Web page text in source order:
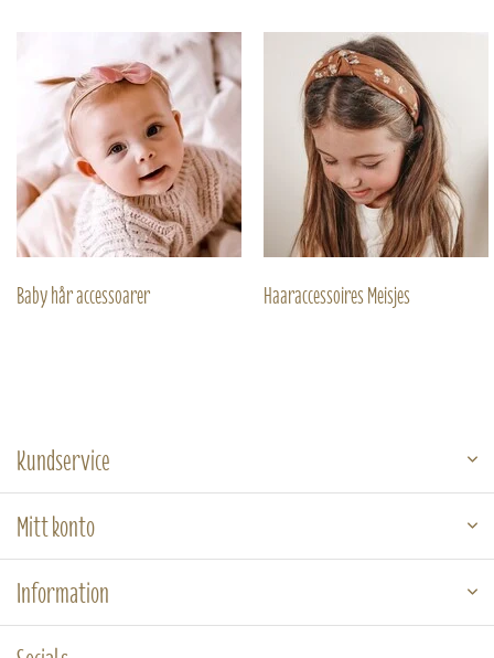
Baby hår accessoarer Haaraccessoires Meisjes
Kundservice
Mitt konto
Information